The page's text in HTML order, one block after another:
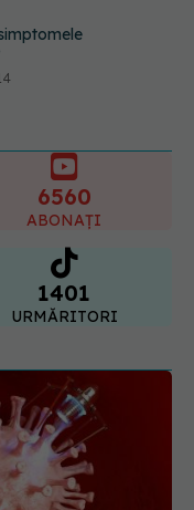
care pot fi
Bogdan
metode de
1401
URMĂRITORI